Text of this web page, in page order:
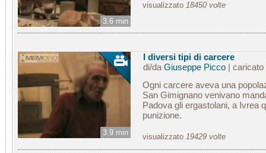
3.6 min
visualizzato 18450 volte
3.9 min
I diversi tipi di carcere
di/da Giuseppe Picco| caricato
Ogni carcere aveva una
San Gimignano venivano
Padova gli ergastolani, a Ivrea
punizione.
visualizzato 19429 volte